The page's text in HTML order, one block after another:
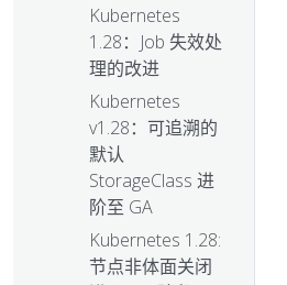
Kubernetes
1.28：Job 失效处
理的改进
Kubernetes
v1.28：可追溯的
默认
StorageClass 进
阶至 GA
Kubernetes 1.28:
节点非体面关闭